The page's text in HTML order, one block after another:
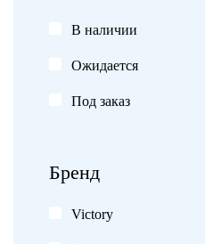
В наличии
Ожидается
Под заказ
Бренд
Victory